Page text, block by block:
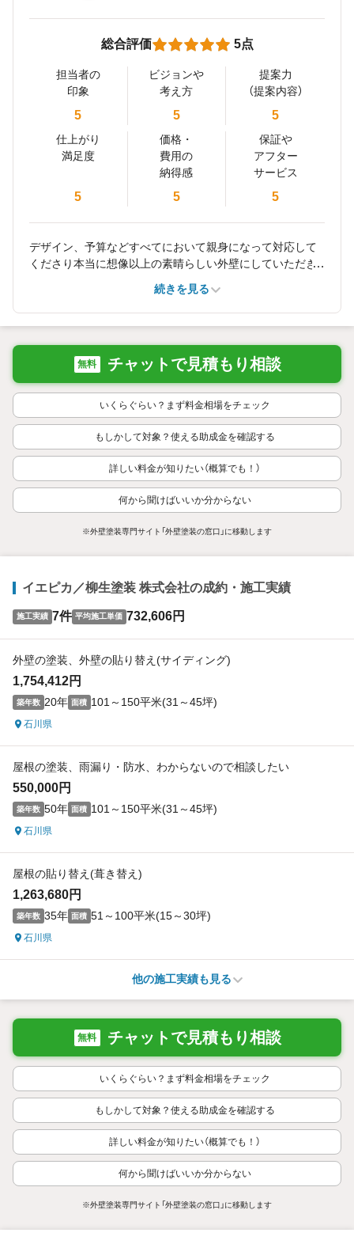
総合評価 5点
担当者の
印象
5
ビジョンや
考え方
5
提案力
（提案内容）
5
仕上がり
満足度
5
価格・
費用の
納得感
5
保証や
アフター
サービス
5
デザイン、予算などすべてにおいて親身になって対応して
くださり本当に想像以上の素晴らしい外壁にしていただき
さる施工店を選ぶことが大切です。
続きを見る
無料 チャットで見積もり相談
いくらぐらい？まず料金相場をチェック
もしかして対象？使える助成金を確認する
詳しい料金が知りたい（概算でも！）
何から聞けばいいか分からない
※外壁塗装専門サイト「外壁塗装の窓口」に移動します
イエピカ／柳生塗装 株式会社の成約・施工実績
施工実績 7件 平均施工単価 732,606円
外壁の塗装、外壁の貼り替え(サイディング)
1,754,412円
築年数 20年 面積 101～150平米(31～45坪)
石川県
屋根の塗装、雨漏り・防水、わからないので相談したい
550,000円
築年数 50年 面積 101～150平米(31～45坪)
石川県
屋根の貼り替え(葺き替え)
1,263,680円
築年数 35年 面積 51～100平米(15～30坪)
石川県
他の施工実績も見る
無料 チャットで見積もり相談
いくらぐらい？まず料金相場をチェック
もしかして対象？使える助成金を確認する
詳しい料金が知りたい（概算でも！）
何から聞けばいいか分からない
※外壁塗装専門サイト「外壁塗装の窓口」に移動します